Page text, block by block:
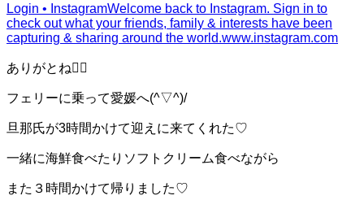
Login • InstagramWelcome back to Instagram. Sign in to
check out what your friends, family & interests have been
capturing & sharing around the world.www.instagram.com
ありがとね❤️‍🔥
フェリーに乗って愛媛へ(^▽^)/
旦那氏が3時間かけて迎えに来てくれた♡
一緒に海鮮食べたりソフトクリーム食べながら
また３時間かけて帰りました♡